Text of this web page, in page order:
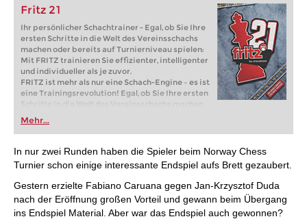
Fritz 21
Ihr persönlicher Schachtrainer - Egal, ob Sie Ihre
ersten Schritte in die Welt des Vereinsschachs
machen oder bereits auf Turnierniveau spielen:
Mit FRITZ trainieren Sie effizienter, intelligenter
und individueller als je zuvor.
FRITZ ist mehr als nur eine Schach-Engine – es ist
eine Trainingsrevolution! Egal, ob Sie Ihre ersten
Schritte in die Welt des Vereinsschachs machen
oder bereits auf Turnierniveau spielen: Mit
FRITZ trainieren Sie effizienter, intelligenter und
individueller als je zuvor.
Mehr...
In nur zwei Runden haben die Spieler beim Norway Chess
Turnier schon einige interessante Endspiel aufs Brett gezaubert.
Gestern erzielte Fabiano Caruana gegen Jan-Krzysztof Duda
nach der Eröffnung großen Vorteil und gewann beim Übergang
ins Endspiel Material. Aber war das Endspiel auch gewonnen?